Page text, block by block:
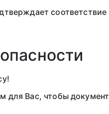
соответствие
для Вас, чтобы документ